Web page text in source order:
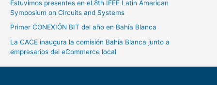
Estuvimos presentes en el 8th IEEE Latin American
Symposium on Circuits and Systems
Primer CONEXIÓN BIT del año en Bahía Blanca
La CACE inaugura la comisión Bahía Blanca junto a
empresarios del eCommerce local